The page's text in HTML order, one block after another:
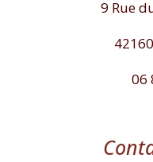
9 Rue
06